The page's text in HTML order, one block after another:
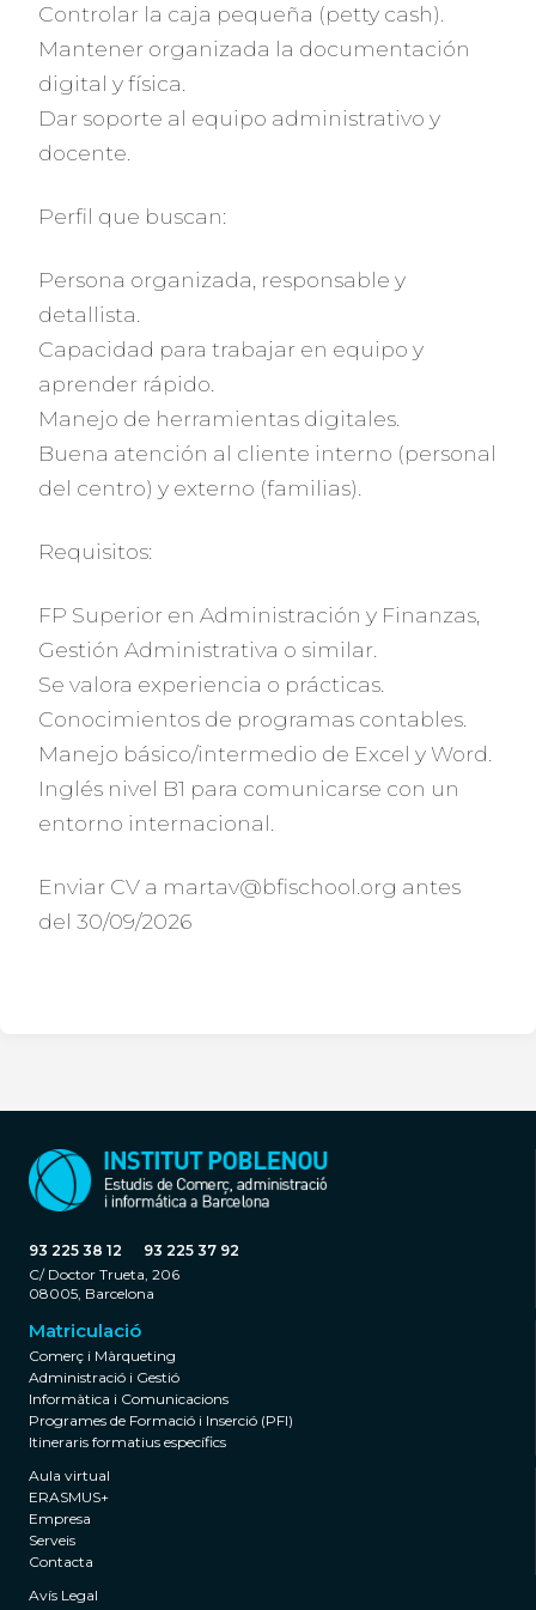
Controlar la caja pequeña (petty cash).
Mantener organizada la documentación
digital y física.
Dar soporte al equipo administrativo y
docente.
Perfil que buscan:
Persona organizada, responsable y
detallista.
Capacidad para trabajar en equipo y
aprender rápido.
Manejo de herramientas digitales.
Buena atención al cliente interno (personal
del centro) y externo (familias).
Requisitos:
FP Superior en Administración y Finanzas,
Gestión Administrativa o similar.
Se valora experiencia o prácticas.
Conocimientos de programas contables.
Manejo básico/intermedio de Excel y Word.
Inglés nivel B1 para comunicarse con un
entorno internacional.
Enviar CV a martav@bfischool.org antes
del 30/09/2026
93 225 38 12
93 225 37 92
C/ Doctor Trueta, 206
08005, Barcelona
Matriculació
Comerç i Màrqueting
Administració i Gestió
Informàtica i Comunicacions
Programes de Formació i Inserció (PFI)
Itineraris formatius específics
Aula virtual
ERASMUS+
Empresa
Serveis
Contacta
Avís Legal